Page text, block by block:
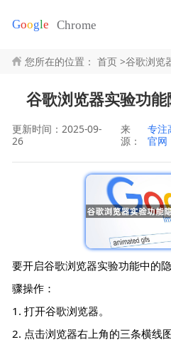
您所在的位置： 首页 >谷歌浏览
谷歌浏览器实验功
更新时间：2025-09-
26
来
源：
专注
官网
要开启谷歌浏览器实验功能中的
骤操作：
1. 打开谷歌浏览器。
2. 点击浏览器右上角的三条横线